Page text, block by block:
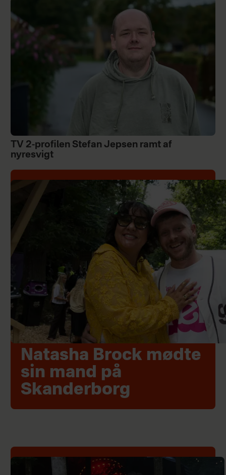
TV 2-profilen Stefan Jepsen ramt af
nyresvigt
Natasha Brock mødte
sin mand på
Skanderborg